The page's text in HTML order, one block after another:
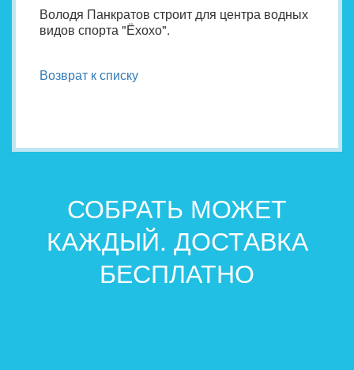
Володя Панкратов строит для центра водных
видов спорта "Ёхохо".
Возврат к списку
СОБРАТЬ МОЖЕТ
КАЖДЫЙ. ДОСТАВКА
БЕСПЛАТНО